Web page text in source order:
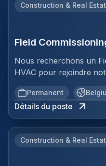
Construction & Real
Field
Nous recherchons un
HVAC pour rejoindre
de Bruxelles. Dans ce
assistance technique sur
service et du démarrage
pour nos clients. Vous
climatisation sont
Permanent
Détails du poste
Construction & Real